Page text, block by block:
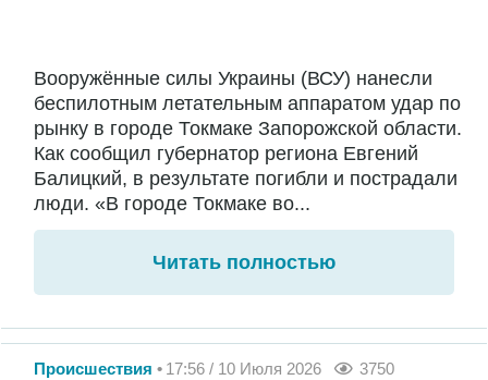
Вооружённые силы Украины (ВСУ) нанесли
беспилотным летательным аппаратом удар по
рынку в городе Токмаке Запорожской области.
Как сообщил губернатор региона Евгений
Балицкий, в результате погибли и пострадали
люди. «В городе Токмаке во...
Читать полностью
Происшествия 17:56 / 10 Июля 2026 3750